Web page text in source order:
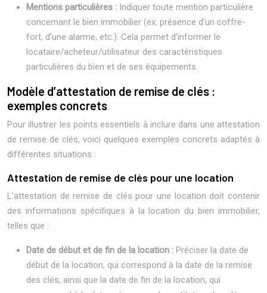
Mentions particulières : Indiquer toute mention particulière
concernant le bien immobilier (ex: présence d’un coffre-
fort, d’une alarme, etc.). Cela permet d’informer le
locataire/acheteur/utilisateur des caractéristiques
particulières du bien et de ses équipements.
Modèle d’attestation de remise de clés :
exemples concrets
Pour illustrer les points essentiels à inclure dans une attestation
de remise de clés, voici quelques exemples concrets adaptés à
différentes situations :
Attestation de remise de clés pour une location
L’attestation de remise de clés pour une location doit contenir
des informations spécifiques à la location du bien immobilier,
telles que :
Date de début et de fin de la location : Préciser la date de
début de la location, qui correspond à la date de la remise
des clés, ainsi que la date de fin de la location, qui